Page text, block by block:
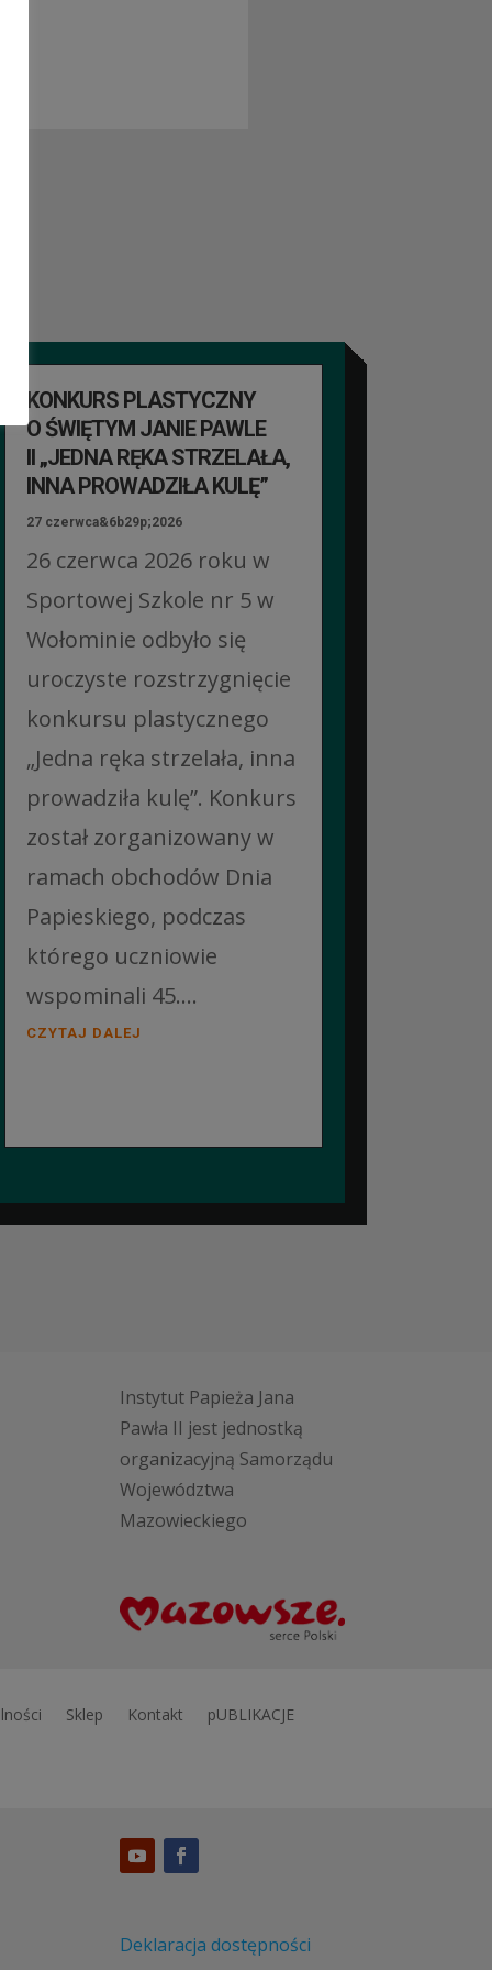
KONKURS PLASTYCZNY
O ŚWIĘTYM JANIE PAWLE
II „JEDNA RĘKA STRZELAŁA,
INNA PROWADZIŁA KULĘ”
27 czerwca&6b29p;2026
26 czerwca 2026 roku w
Sportowej Szkole nr 5 w
Wołominie odbyło się
uroczyste rozstrzygnięcie
konkursu plastycznego
„Jedna ręka strzelała, inna
prowadziła kulę”. Konkurs
został zorganizowany w
ramach obchodów Dnia
Papieskiego, podczas
którego uczniowie
wspominali 45....
CZYTAJ DALEJ
Instytut Papieża Jana
Pawła II jest jednostką
organizacyjną Samorządu
Województwa
Mazowieckiego
Sklep Kontakt
pUBLIKACJE
Deklaracja dostępności